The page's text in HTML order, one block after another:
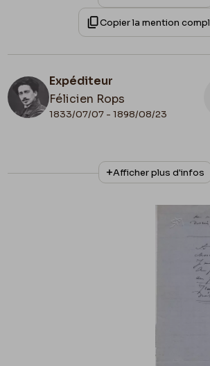
Copier la mention
Expéditeur
Félicien Rops
1833/07/07 - 1898/08/23
N° d'inventaire
LEpr/43
Belgique, Province de
Afficher plus d'infos